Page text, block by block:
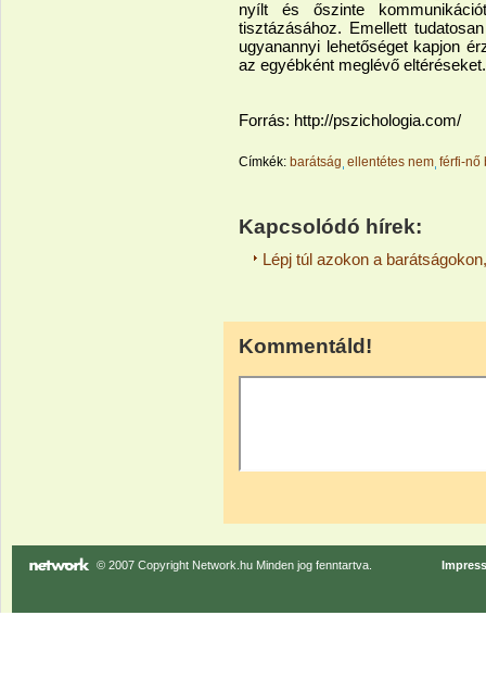
nyílt és őszinte
tisztázásához. Emellett
ugyanannyi lehetőséget kapjon
az egyébként meglévő eltéréseket.
Forrás: http://pszichologia.com/
Címkék: barátság ellentétes nem férfi-nő
Kapcsolódó hírek:
Lépj túl azokon a
Kommentáld!
© 2007 Copyright Network.hu Minden jog fenntartva.